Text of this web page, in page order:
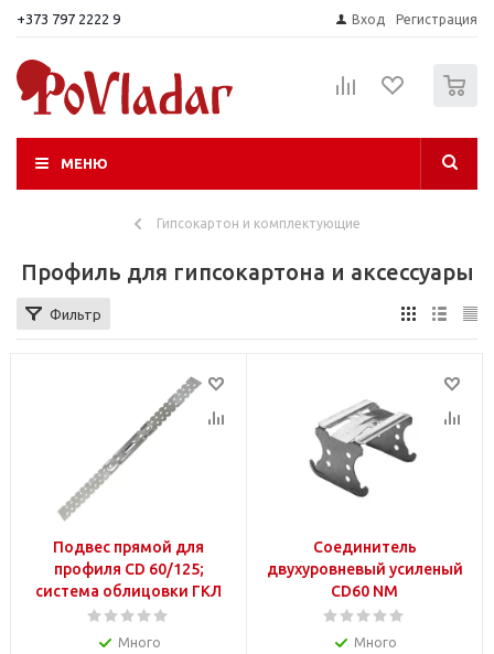
+373 797 2222 9 Вход Регистрация
МЕНЮ
Гипсокартон и комплектующие
Профиль для гипсокартона и аксессуары
Фильтр
Подвес прямой для
профиля CD 60/125;
система облицовки ГКЛ
Много
Соединитель
двухуровневый усиленый
CD60 NM
Много